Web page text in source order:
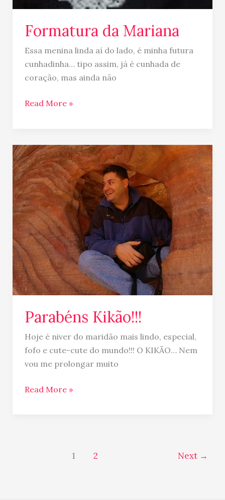
Formatura da Mariana
Essa menina linda aí do lado, é minha futura
cunhadinha… tipo assim, já é cunhada de
coração, mas ainda não
Read More »
Parabéns Kikão!!!
Hoje é niver do maridão mais lindo, especial,
fofo e cute-cute do mundo!!! O KIKÃO… Nem
vou me prolongar muito
Parabéns
Kikão!!!
Read More »
1 2 Next →